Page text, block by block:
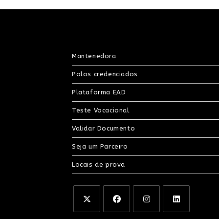
Mantenedora
Polos credenciados
Plataforma EAD
Teste Vocacional
Validar Documento
Seja um Parceiro
Locais de prova